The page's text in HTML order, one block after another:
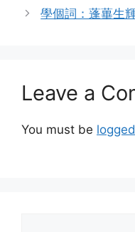
學個詞：蓬蓽生
Leave a
You must be